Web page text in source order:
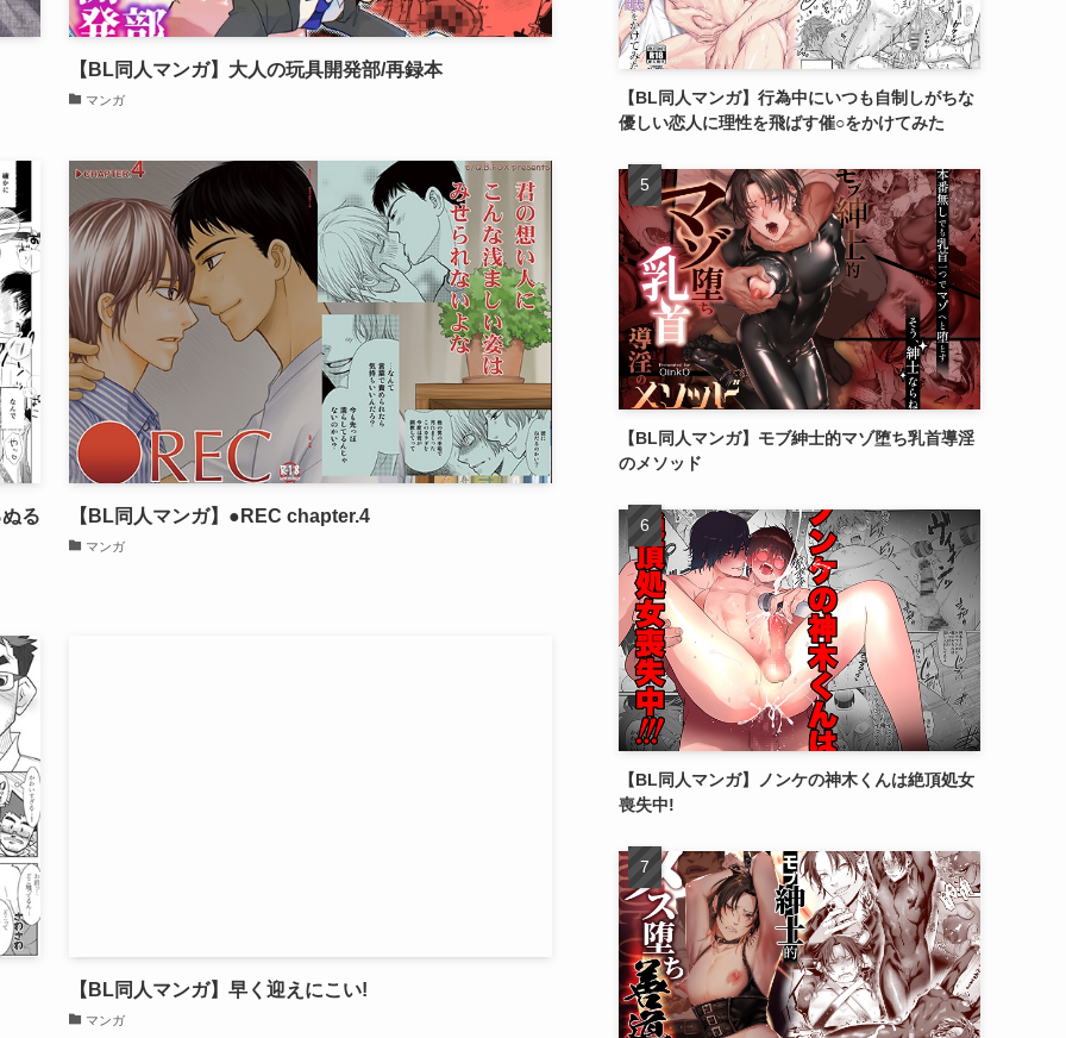
【BL同人マンガ】大人の玩具開発部/再録本
マンガ
る 【BL同人マンガ】●REC chapter.4
マンガ
【BL同人マンガ】早く迎えにこい!
マンガ
【BL同人マンガ】行為中にいつも自制しがちな
優しい恋人に理性を飛ばす催○をかけてみた
【BL同人マンガ】モブ紳士的マゾ堕ち乳首導淫
のメソッド
【BL同人マンガ】ノンケの神木くんは絶頂処女
喪失中!